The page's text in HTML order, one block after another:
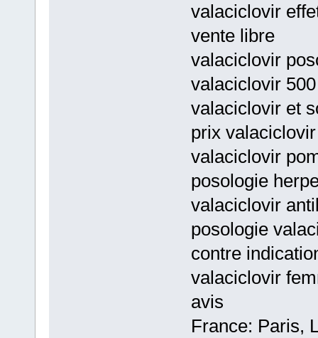
valaciclovir
vente libre
valaciclovir
valaciclovir
valaciclovir et
prix
valaciclovir
posologie
valaciclovir
posologie
contre
valaciclovir
avis
France: Paris,